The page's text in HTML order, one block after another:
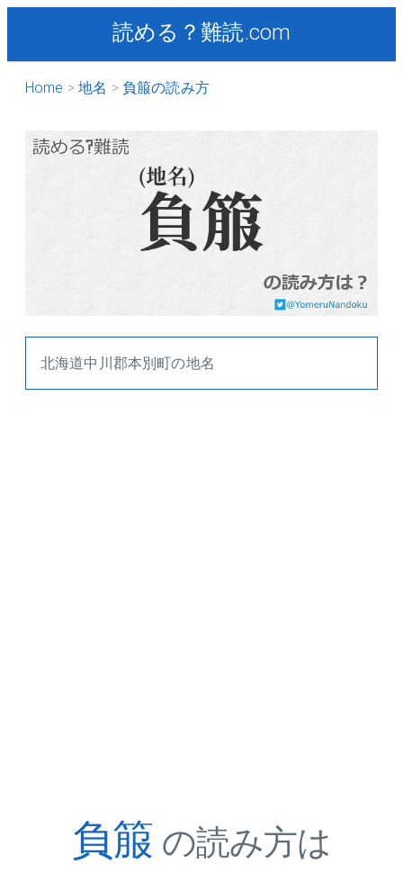
読める？難読.com
Home 地名 負箙の読み方
北海道中川郡本別町の地名
負箙 の読み方は